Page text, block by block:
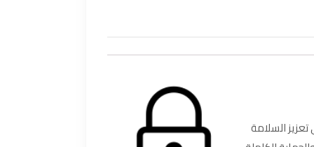
تعزيز السلامة